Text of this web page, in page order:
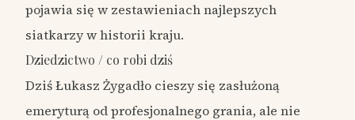
pojawia się w zestawieniach najlepszych
siatkarzy w historii kraju.
Dziedzictwo / co robi dziś
Dziś Łukasz Żygadło cieszy się zasłużoną
emeryturą od profesjonalnego grania, ale nie